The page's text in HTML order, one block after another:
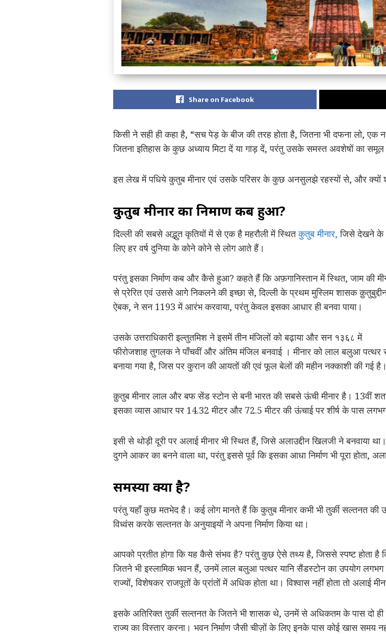
Share on Facebook
किसी ने सही ही कहा है, “सच पेड़ के बीज की तरह होता है, जितना भी दफना लो, एक
जितना इतिहास के कुछ अध्याय मिटा दें या गाड़ दें, परंतु उसके समस्त अवशेषों का समूल
इस लेख में पधिये कुतुब मीनार एवं उसके परिसर के कुछ अनसुलझे रहस्यों से, और क्यों
कुतुब मीनार का निर्माण कब हुआ?
दिल्ली की सबसे अद्भुत कृतियों में से एक है महरौली में स्थितकुतुब मीनार, जिसे देखने के
लिए हर वर्ष दुनिया के कोने कोने से लोग आते हैं।
परंतु इसका निर्माण कब और कैसे हुआ? कहते हैं कि अफ़गानिस्तान में स्थित, जाम की
से प्रेरित एवं उससे आगे निकलने की इच्छा से, दिल्ली के प्रथम मुस्लिम शासक
ऐबक, ने सन 1193 में आरंभ करवाया, परंतु केवल इसका आधार ही बनवा पाया।
उसके उत्तराधिकारी इल्तुतमिश ने इसमें तीन मंजिलों को बढ़ाया और सन १३६८ में
फीरोजशाह तुगलक ने पाँचवीं और अंतिम मंजिल बनवाई । मीनार को लाल बलुआ पत्थर
बनाया गया है, जिस पर कुरान की आयतों की एवं फूल बेलों की महीन नक्काशी की गई है।
क़ुतुब मीनार लाल और बफ सेंड स्टोन से बनी भारत की सबसे ऊंची मीनार है। 13वीं
इसका व्‍यास आधार पर 14.32 मीटर और 72.5 मीटर की ऊंचाई पर शीर्ष के पास
इसी से थोड़ी दूरी पर अलाई मीनार भी स्थित हैं, जिसे अलाउद्दीन खिलजी ने बनवाया
दुगने आकर का बनने वाला था, परंतु इससे पूर्व कि इसका आधा निर्माण भी पूरा होता,
समस्या क्या है?
परंतु यहाँ कुछ मतभेद है। कई लोग मानते हैं कि कुतुब मीनार कभी भी तुर्की सल्तनत की
विध्वंस करके सल्तनत के अनुयाइयों ने अपना निर्माण किया था।
आपको प्रतीत होगा कि यह कैसे संभव है? परंतु कुछ ऐसे तथ्य है, जिससे स्पष्ट होता
जितने भी इस्लामिक भवन हैं, उनमें लाल बलुआ पत्थर यानि सैंडस्टोन का उपयोग
राज्यों, विशेषकर राजपूतों के प्रांतों में अधिक होता था। विश्वास नहीं होता तो अलाई
इसके अतिरिक्त तुर्की सल्तनत के जितने भी शासक थे, उनमें से अधिकतम के पास दो ही
राज्य का विस्तार करना। भवन निर्माण जैसी चीज़ों के लिए इनके पास कोई खास समय